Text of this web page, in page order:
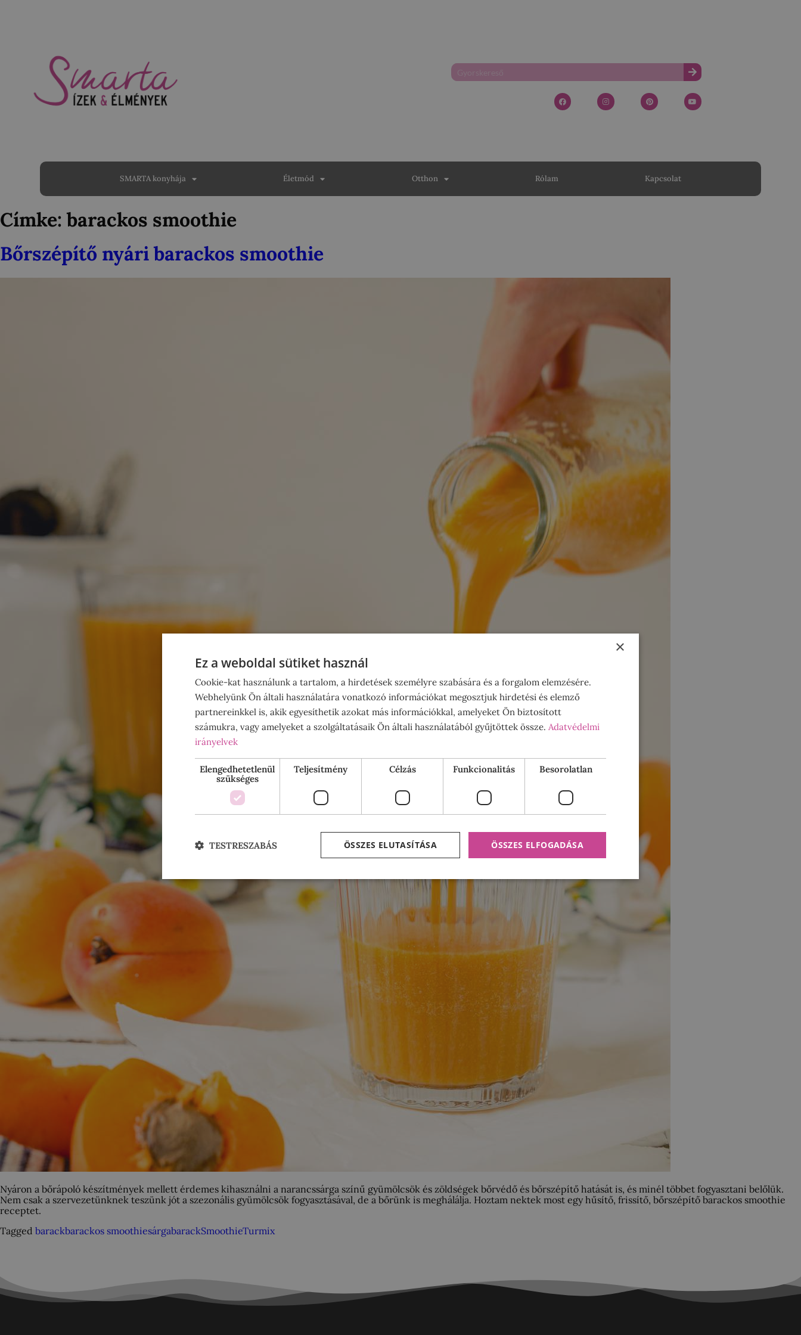
SMARTA konyhája Életmód Otthon Rólam Kapcsolat
Címke: barackos smoothie
Bőrszépítő nyári barackos smoothie
Nyáron a bőrápoló készítmények mellett érdemes kihasználni a narancssárga színű gyümölcsök és zöldségek bőrvédő és bőrszépítő hatását is, és minél többet fogyasztani belőlük.
Nem csak a szervezetünknek teszünk jót a szezonális gyümölcsök fogyasztásával, de a bőrünk is meghálálja. Hoztam nektek most egy hűsítő, frissítő, bőrszépítő barackos smoothie
receptet.
Tagged barackbarackos smoothiesárgabarackSmoothieTurmix
×
Ez a weboldal sütiket használ
Cookie-kat használunk a tartalom, a hirdetések személyre szabására és a forgalom elemzésére.
Webhelyünk Ön általi használatára vonatkozó információkat megosztjuk hirdetési és elemző
partnereinkkel is, akik egyesíthetik azokat más információkkal, amelyeket Ön biztosított
számukra, vagy amelyeket a szolgáltatásaik Ön általi használatából gyűjtöttek össze. Adatvédelmi
irányelvek
Elengedhetetlenül
szükséges
Teljesítmény Célzás Funkcionalitás Besorolatlan
ÖSSZES ELFOGADÁSA
ÖSSZES ELUTASÍTÁSA
TESTRESZABÁS